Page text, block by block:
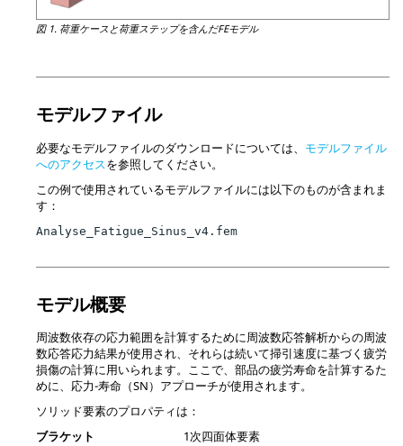
図 1. 荷重ケースと荷重ステップを含んだFEモデル
モデルファイル
必要なモデルファイルのダウンロードについては、 モデルファイル
へのアクセスを参照してください。
この例で使用されているモデルファイルには以下のものが含まれま
す：
Analyse_Fatigue_Sinus_v4.fem
モデル概要
周波数依存の応力範囲を計算するために周波数応答解析からの周波
数応答応力結果が使用され、それらは続いて掃引速度に基づく疲労
損傷の計算に用いられます。ここで、部品の疲労寿命を計算するた
めに、応力-寿命（SN）アプローチが使用されます。
ソリッド要素のプロパティは：
ブラケット
1次四面体要素